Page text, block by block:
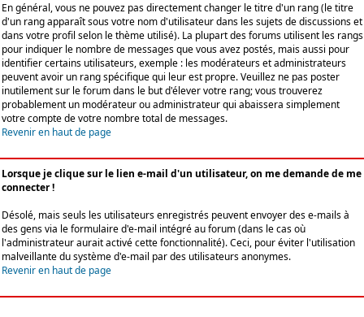
En général, vous ne pouvez pas directement changer le titre d'un rang (le titre
d'un rang apparaît sous votre nom d'utilisateur dans les sujets de discussions et
dans votre profil selon le thème utilisé). La plupart des forums utilisent les rangs
pour indiquer le nombre de messages que vous avez postés, mais aussi pour
identifier certains utilisateurs, exemple : les modérateurs et administrateurs
peuvent avoir un rang spécifique qui leur est propre. Veuillez ne pas poster
inutilement sur le forum dans le but d'élever votre rang; vous trouverez
probablement un modérateur ou administrateur qui abaissera simplement
votre compte de votre nombre total de messages.
Revenir en haut de page
Lorsque je clique sur le lien e-mail d'un utilisateur, on me demande de me
connecter !
Désolé, mais seuls les utilisateurs enregistrés peuvent envoyer des e-mails à
des gens via le formulaire d'e-mail intégré au forum (dans le cas où
l'administrateur aurait activé cette fonctionnalité). Ceci, pour éviter l'utilisation
malveillante du système d'e-mail par des utilisateurs anonymes.
Revenir en haut de page